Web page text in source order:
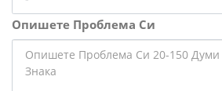
Опишете Проблема Си